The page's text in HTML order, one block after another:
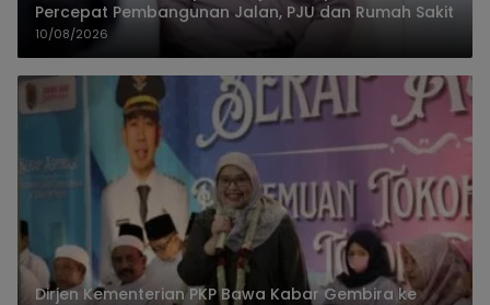
Percepat Pembangunan Jalan, PJU dan Rumah Sakit
10/08/2026
Dirjen Kementerian PKP Bawa Kabar Gembira ke